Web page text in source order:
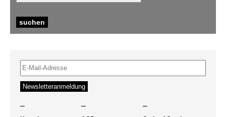
– – –